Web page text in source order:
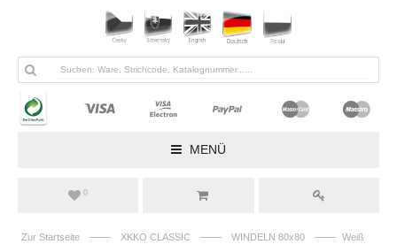
MENÜ
0
Zur Startseite —— XKKO CLASSIC —— WINDELN 80x80 —— Weiß